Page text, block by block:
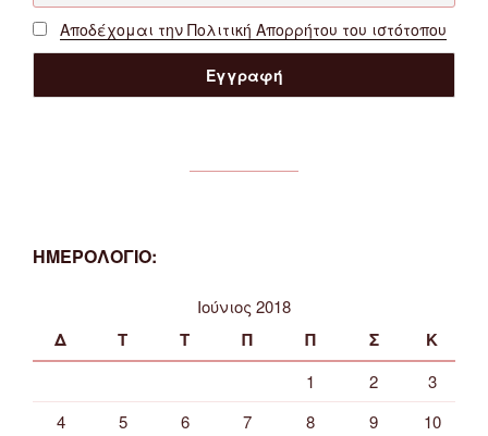
Αποδέχομαι την Πολιτική Απορρήτου του ιστότοπου
ΗΜΕΡΟΛΟΓΙΟ:
Ιούνιος 2018
Δ Τ Τ Π Π Σ Κ
1 2
3
4
5 6 7 8 9 10